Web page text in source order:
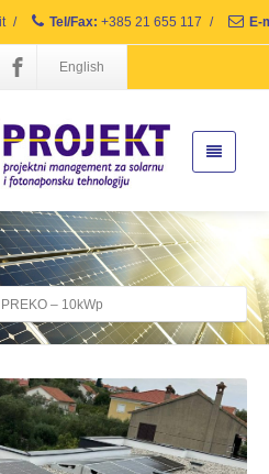
/ Tel/Fax: +385 21 655 117 / E-
English
PREKO – 10kWp